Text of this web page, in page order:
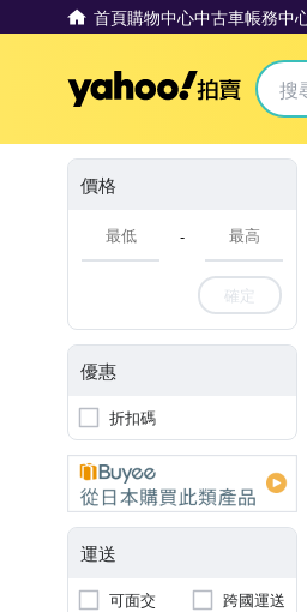
首頁購物中心中古車帳務中
價格
-
確定
優惠
折扣碼
運送
可面交 跨國運送